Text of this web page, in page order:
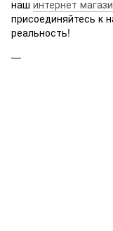
наш интернет
присоединяйтесь к
реальность!